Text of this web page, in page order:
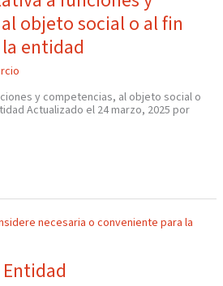
objeto social o al fin
entidad
y competencias, al objeto social o
Actualizado el 24 marzo, 2025 por